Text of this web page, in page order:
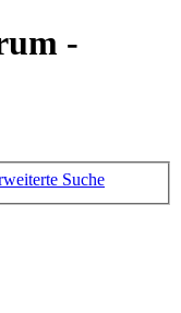
-
Suche